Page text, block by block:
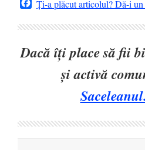
Facebook
Ți-a plăcut articolul? Dă-i
Dacă îți place să fii
și activă